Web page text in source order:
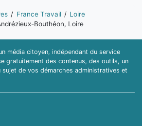
France Travail
Loire
Bouthéon, Loire
média citoyen, indépendant du service
gratuitement des contenus, des outils, un
sujet de vos démarches administratives et